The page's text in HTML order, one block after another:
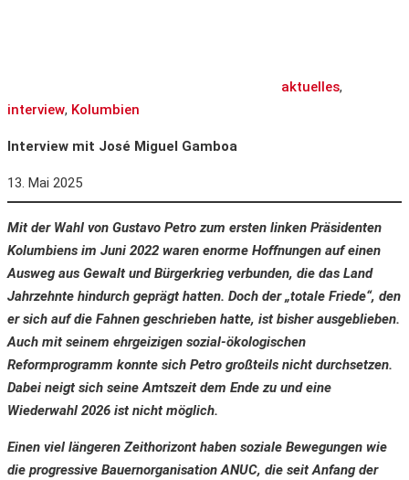
aktuelles,
interview, Kolumbien
Interview mit José Miguel Gamboa
13. Mai 2025
Mit der Wahl von Gustavo Petro zum ersten linken Präsidenten
Kolumbiens im Juni 2022 waren enorme Hoffnungen auf einen
Ausweg aus Gewalt und Bürgerkrieg verbunden, die das Land
Jahrzehnte hindurch geprägt hatten. Doch der „totale Friede“, den
er sich auf die Fahnen geschrieben hatte, ist bisher ausgeblieben.
Auch mit seinem ehrgeizigen sozial-ökologischen
Reformprogramm konnte sich Petro großteils nicht durchsetzen.
Dabei neigt sich seine Amtszeit dem Ende zu und eine
Wiederwahl 2026 ist nicht möglich.
Einen viel längeren Zeithorizont haben soziale Bewegungen wie
die progressive Bauernorganisation ANUC, die seit Anfang der